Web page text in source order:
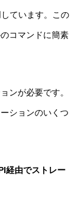
ています。この
コマンドに簡素
ンが必要です。
ションのいくつ
経由でストレー